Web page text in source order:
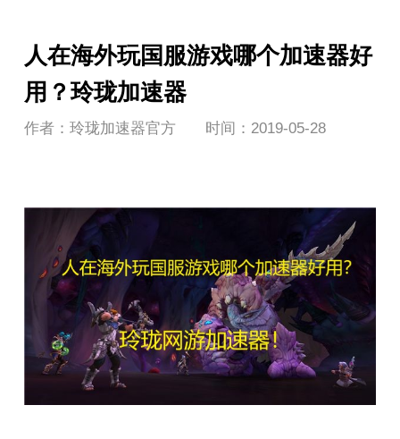
人在海外玩国服游戏哪个加速器好
用？玲珑加速器
作者：玲珑加速器官方 时间：2019-05-28